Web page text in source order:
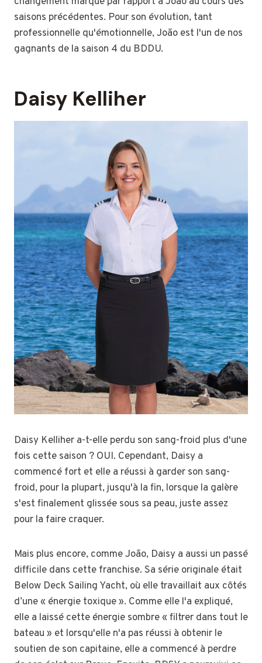
saisons précédentes. Pour son évolution, tant
professionnelle qu'émotionnelle, João est l'un de nos
gagnants de la saison 4 du BDDU.
Daisy Kelliher
Daisy Kelliher a-t-elle perdu son sang-froid plus d'une
fois cette saison ? OUI. Cependant, Daisy a
commencé fort et elle a réussi à garder son sang-
froid, pour la plupart, jusqu'à la fin, lorsque la galère
s'est finalement glissée sous sa peau, juste assez
pour la faire craquer.
Mais plus encore, comme João, Daisy a aussi un passé
difficile dans cette franchise. Sa série originale était
Below Deck Sailing Yacht, où elle travaillait aux côtés
d’une « énergie toxique ». Comme elle l'a expliqué,
elle a laissé cette énergie sombre « filtrer dans tout le
bateau » et lorsqu'elle n'a pas réussi à obtenir le
soutien de son capitaine, elle a commencé à perdre